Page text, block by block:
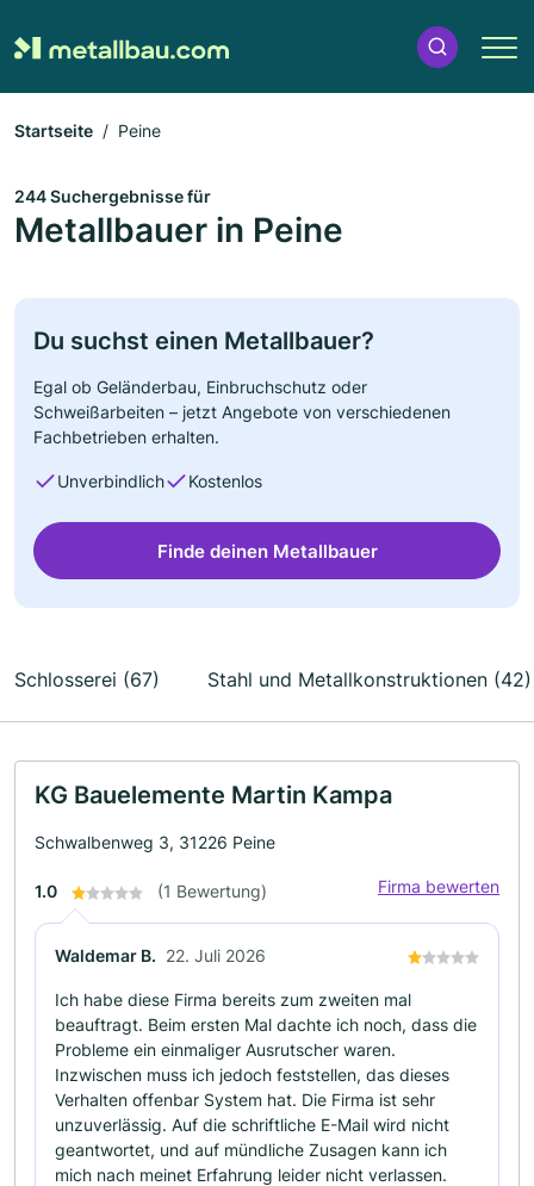
Startseite Peine
244 Suchergebnisse für
Metallbauer in Peine
Du suchst einen Metallbauer?
Egal ob Geländerbau, Einbruchschutz oder
Schweißarbeiten – jetzt Angebote von verschiedenen
Fachbetrieben erhalten.
Unverbindlich Kostenlos
Finde deinen Metallbauer
Schlosserei (67) Stahl und Metallkonstruktionen (42)
KG Bauelemente Martin Kampa
Schwalbenweg 3, 31226 Peine
1.0 (1 Bewertung) Firma bewerten
Waldemar B. 22. Juli 2026
Ich habe diese Firma bereits zum zweiten mal
beauftragt. Beim ersten Mal dachte ich noch, dass die
Probleme ein einmaliger Ausrutscher waren.
Inzwischen muss ich jedoch feststellen, das dieses
Verhalten offenbar System hat. Die Firma ist sehr
unzuverlässig. Auf die schriftliche E-Mail wird nicht
geantwortet, und auf mündliche Zusagen kann ich
mich nach meinet Erfahrung leider nicht verlassen.